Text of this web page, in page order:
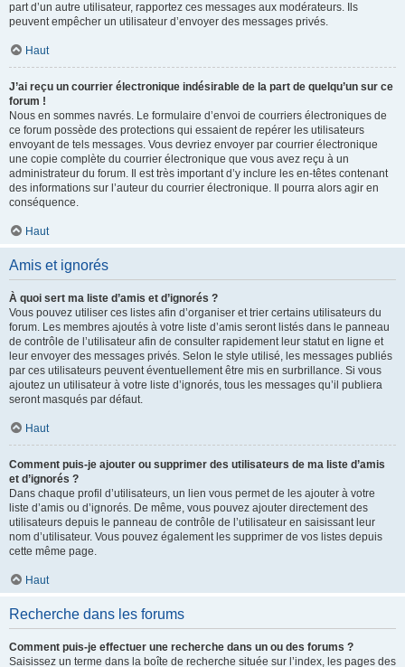
part d’un autre utilisateur, rapportez ces messages aux modérateurs. Ils
peuvent empêcher un utilisateur d’envoyer des messages privés.
Haut
J’ai reçu un courrier électronique indésirable de la part de quelqu’un sur ce
forum !
Nous en sommes navrés. Le formulaire d’envoi de courriers électroniques de
ce forum possède des protections qui essaient de repérer les utilisateurs
envoyant de tels messages. Vous devriez envoyer par courrier électronique
une copie complète du courrier électronique que vous avez reçu à un
administrateur du forum. Il est très important d’y inclure les en-têtes contenant
des informations sur l’auteur du courrier électronique. Il pourra alors agir en
conséquence.
Haut
Amis et ignorés
À quoi sert ma liste d’amis et d’ignorés ?
Vous pouvez utiliser ces listes afin d’organiser et trier certains utilisateurs du
forum. Les membres ajoutés à votre liste d’amis seront listés dans le panneau
de contrôle de l’utilisateur afin de consulter rapidement leur statut en ligne et
leur envoyer des messages privés. Selon le style utilisé, les messages publiés
par ces utilisateurs peuvent éventuellement être mis en surbrillance. Si vous
ajoutez un utilisateur à votre liste d’ignorés, tous les messages qu’il publiera
seront masqués par défaut.
Haut
Comment puis-je ajouter ou supprimer des utilisateurs de ma liste d’amis
et d’ignorés ?
Dans chaque profil d’utilisateurs, un lien vous permet de les ajouter à votre
liste d’amis ou d’ignorés. De même, vous pouvez ajouter directement des
utilisateurs depuis le panneau de contrôle de l’utilisateur en saisissant leur
nom d’utilisateur. Vous pouvez également les supprimer de vos listes depuis
cette même page.
Haut
Recherche dans les forums
Comment puis-je effectuer une recherche dans un ou des forums ?
Saisissez un terme dans la boîte de recherche située sur l’index, les pages des